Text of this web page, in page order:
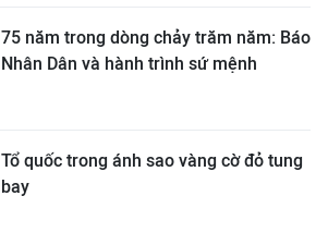
75 năm trong dòng chảy trăm năm: Báo
Nhân Dân và hành trình sứ mệnh
Tổ quốc trong ánh sao vàng cờ đỏ tung
bay